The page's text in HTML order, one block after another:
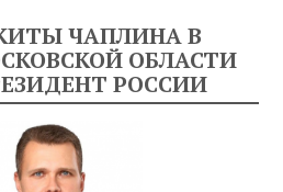
ЧАПЛИНА В
ОБЛАСТИ
РОССИИ